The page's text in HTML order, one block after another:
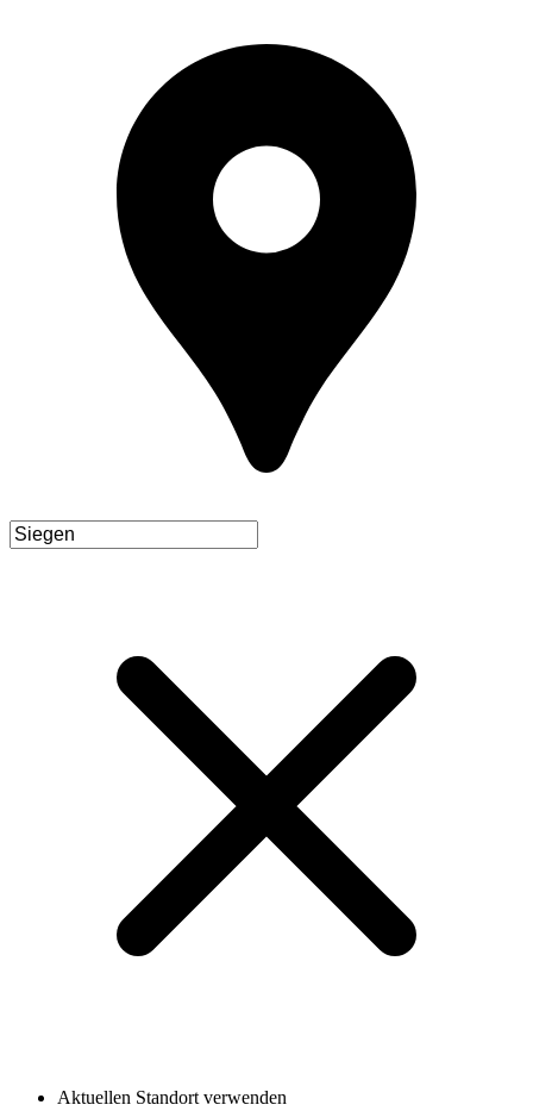
Aktuellen Standort verwenden